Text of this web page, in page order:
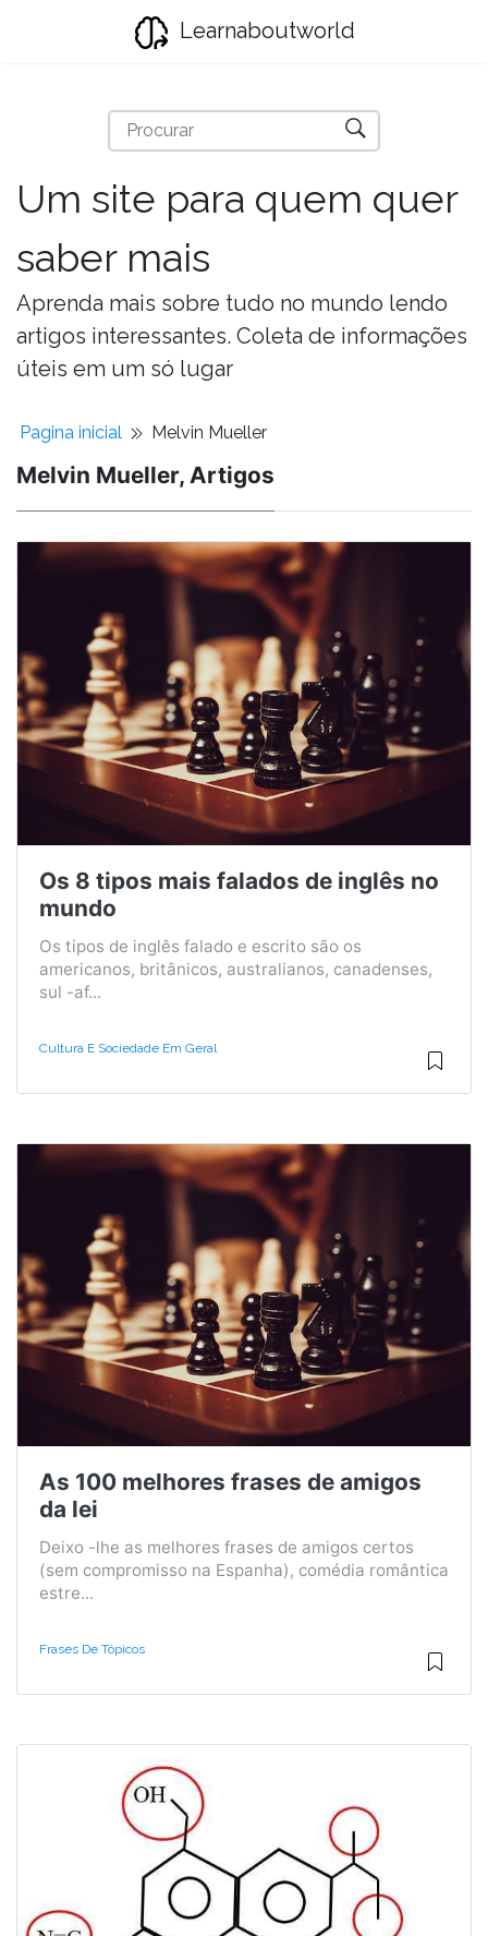
Learnaboutworld
Um site para quem quer
saber mais
Aprenda mais sobre tudo no mundo lendo
artigos interessantes. Coleta de informações
úteis em um só lugar
Pagina inicial Melvin Mueller
Melvin Mueller, Artigos
Os 8 tipos mais falados de inglês no
mundo
Os tipos de inglês falado e escrito são os
americanos, britânicos, australianos, canadenses,
sul -af...
Cultura E Sociedade Em Geral
As 100 melhores frases de amigos
da lei
Deixo -lhe as melhores frases de amigos certos
(sem compromisso na Espanha), comédia romântica
estre...
Frases De Tópicos